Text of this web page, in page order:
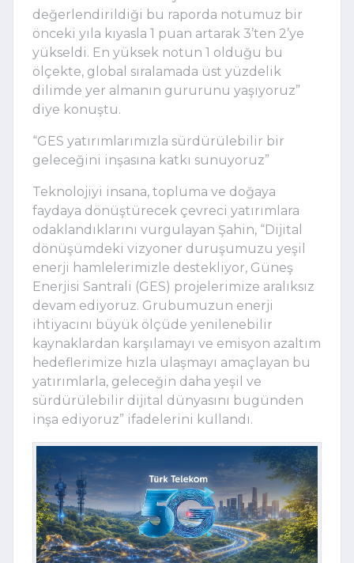
değerlendirildiği bu raporda notumuz bir
önceki yıla kıyasla 1 puan artarak 3’ten 2’ye
yükseldi. En yüksek notun 1 olduğu bu
ölçekte, global sıralamada üst yüzdelik
dilimde yer almanın gururunu yaşıyoruz”
diye konuştu.
“GES yatırımlarımızla sürdürülebilir bir
geleceğini inşasına katkı sunuyoruz”
Teknolojiyi insana, topluma ve doğaya
faydaya dönüştürecek çevreci yatırımlara
odaklandıklarını vurgulayan Şahin, “Dijital
dönüşümdeki vizyoner duruşumuzu yeşil
enerji hamlelerimizle destekliyor, Güneş
Enerjisi Santrali (GES) projelerimize aralıksız
devam ediyoruz. Grubumuzun enerji
ihtiyacını büyük ölçüde yenilenebilir
kaynaklardan karşılamayı ve emisyon azaltım
hedeflerimize hızla ulaşmayı amaçlayan bu
yatırımlarla, geleceğin daha yeşil ve
sürdürülebilir dijital dünyasını bugünden
inşa ediyoruz” ifadelerini kullandı.